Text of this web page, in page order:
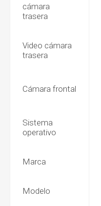
cámara
trasera
Video cámara
trasera
Cámara frontal
Sistema
operativo
Marca
Modelo